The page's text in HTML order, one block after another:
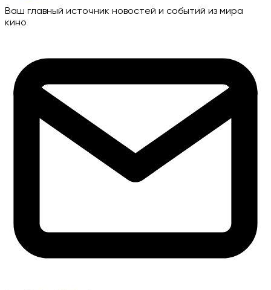
Ваш главный источник новостей и событий из мира
кино